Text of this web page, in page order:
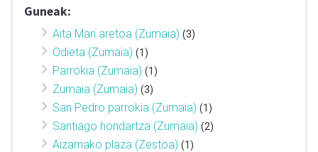
Guneak:
Aita Mari aretoa (Zumaia) (3)
Odieta (Zumaia) (1)
Parrokia (Zumaia) (1)
Zumaia (Zumaia) (3)
San Pedro parrokia (Zumaia) (1)
Santiago hondartza (Zumaia) (2)
Aizarnako plaza (Zestoa) (1)